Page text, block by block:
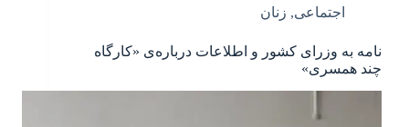
اجتماعی, زنان
نامه به وزرای کشور و اطلاعات درباره‌ی «کارگاه
چند همسری»